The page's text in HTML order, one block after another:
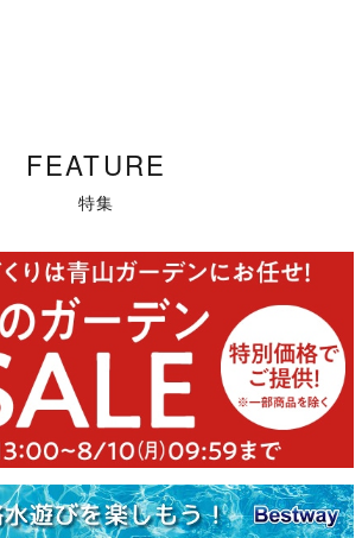
FEATURE
特集